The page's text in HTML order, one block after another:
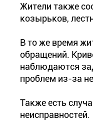
Жители также
козырьков,
В то же время
обращений.
наблюдаются
проблем из-за
Также есть
неисправностей.